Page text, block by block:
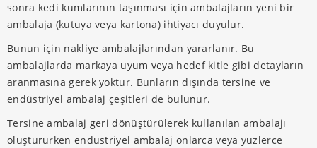
sonra kedi kumlarının taşınması için ambalajların yeni bir
ambalaja (kutuya veya kartona) ihtiyacı duyulur.
Bunun için nakliye ambalajlarından yararlanır. Bu
ambalajlarda markaya uyum veya hedef kitle gibi detayların
aranmasına gerek yoktur. Bunların dışında tersine ve
endüstriyel ambalaj çeşitleri de bulunur.
Tersine ambalaj geri dönüştürülerek kullanılan ambalajı
oluştururken endüstriyel ambalaj onlarca veya yüzlerce